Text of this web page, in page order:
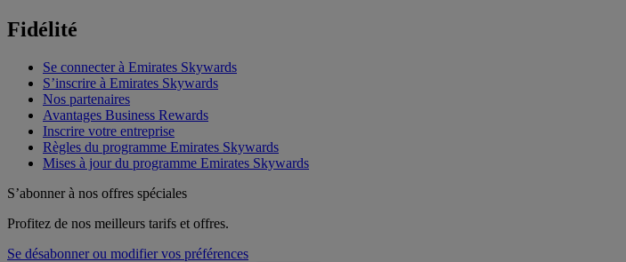
Fidélité
Se connecter à Emirates Skywards
S’inscrire à Emirates Skywards
Nos partenaires
Avantages Business Rewards
Inscrire votre entreprise
Règles du programme Emirates Skywards
Mises à jour du programme Emirates Skywards
S’abonner à nos offres spéciales
Profitez de nos meilleurs tarifs et offres.
Se désabonner ou modifier vos préférences